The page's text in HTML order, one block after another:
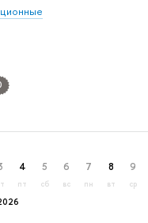
4
пт
5
сб
6
вс
7
пн
8
вт
9
ср